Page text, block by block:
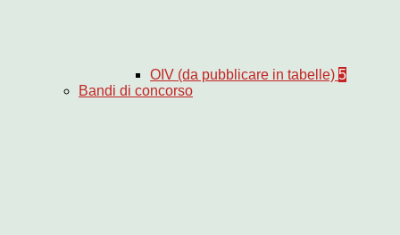
OIV (da pubblicare in tabelle) 5
Bandi di concorso